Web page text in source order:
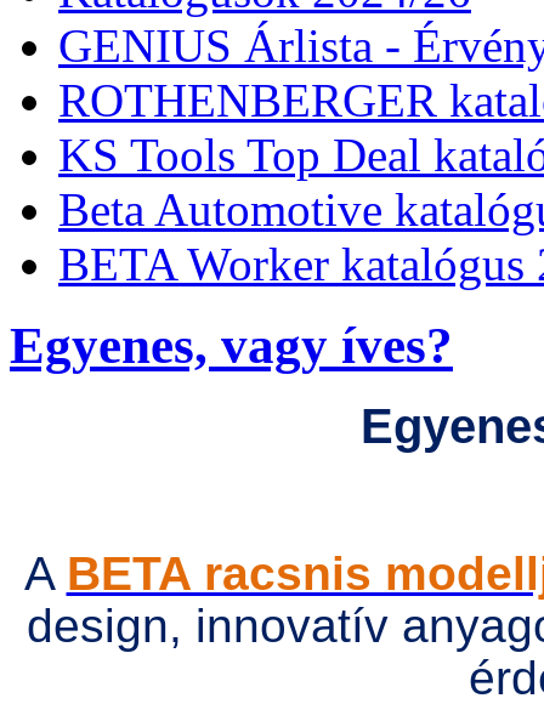
GENIUS Árlista -
ROTHENBERGER
KS Tools Top Deal
Beta Automotive
BETA Worker katalógus
Egyenes, vagy íves?
A BETA racsnis
design, innovatív